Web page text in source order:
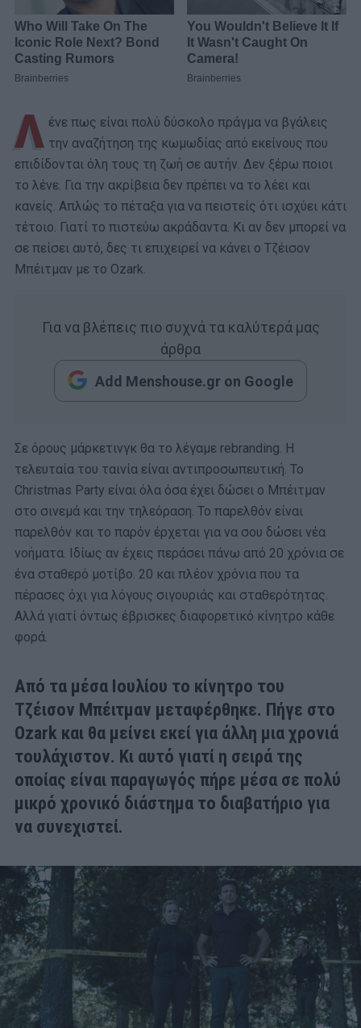
Λ ένε πως είναι πολύ δύσκολο πράγμα να βγάλεις
την αναζήτηση της κωμωδίας από εκείνους που
επιδίδονται όλη τους τη ζωή σε αυτήν. Δεν ξέρω ποιοι
το λένε. Για την ακρίβεια δεν πρέπει να το λέει και
κανείς. Απλώς το πέταξα για να πειστείς ότι ισχύει κάτι
τέτοιο. Γιατί το πιστεύω ακράδαντα. Κι αν δεν μπορεί να
σε πείσει αυτό, δες τι επιχειρεί να κάνει ο Τζέισον
Μπέιτμαν με το Ozark.
Για να βλέπεις πιο συχνά τα καλύτερά μας
άρθρα
Add Menshouse.gr on Google
Σε όρους μάρκετινγκ θα το λέγαμε rebranding. Η
τελευταία του ταινία είναι αντιπροσωπευτική. Το
Christmas Party είναι όλα όσα έχει δώσει ο Μπέιτμαν
στο σινεμά και την τηλεόραση. Το παρελθόν είναι
παρελθόν και το παρόν έρχεται για να σου δώσει νέα
νοήματα. Ιδίως αν έχεις περάσει πάνω από 20 χρόνια σε
ένα σταθερό μοτίβο. 20 και πλέον χρόνια που τα
πέρασες όχι για λόγους σιγουριάς και σταθερότητας.
Αλλά γιατί όντως έβρισκες διαφορετικό κίνητρο κάθε
φορά.
Από τα μέσα Ιουλίου το κίνητρο του
Τζέισον Μπέιτμαν μεταφέρθηκε. Πήγε στο
Ozark και θα μείνει εκεί για άλλη μια χρονιά
τουλάχιστον. Κι αυτό γιατί η σειρά της
οποίας είναι παραγωγός πήρε μέσα σε πολύ
μικρό χρονικό διάστημα το διαβατήριο για
να συνεχιστεί.